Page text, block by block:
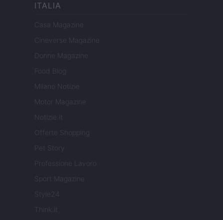
ITALIA
Casa Magazine
Cineverse Magazine
Donne Magazine
Food Blog
Milano Notizie
Motor Magazine
Notizie.it
Offerte Shopping
Pet Story
Professione Lavoro
Sport Magazine
Style24
Think.it